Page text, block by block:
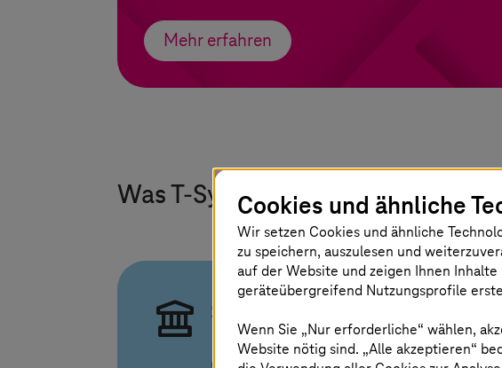
Mehr erfahren
WasT-Systemsfür
Souveräner
Betrieb in jeder
Cookies und ähnliche
Wir setzen Cookies und ähnliche
zu speichern, auszulesen und
auf der Website und zeigen Ihnen
geräteübergreifend Nutzungsprofile
Wenn Sie „Nur erforderliche“ wählen,
Website nötig sind. „Alle akzeptieren“